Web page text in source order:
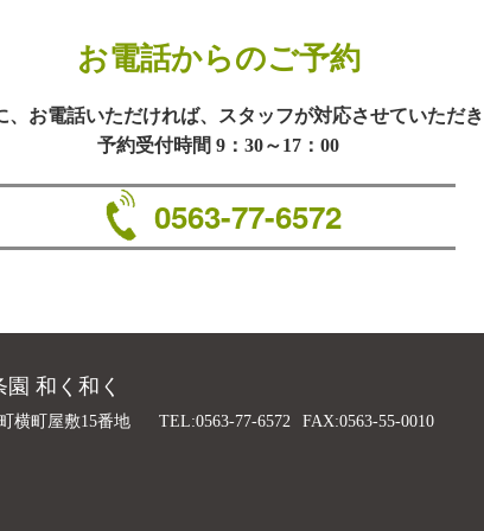
お電話からのご予約
、お電話いただければ、スタッフが対応させていただ
予約受付時間 9：30～17：00
0563-77-6572
和く和く
横町屋敷15番地 TEL:0563-77-6572
FAX:0563-55-0010